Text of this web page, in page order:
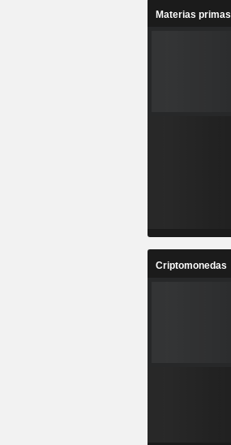
Materias primas
Criptomonedas